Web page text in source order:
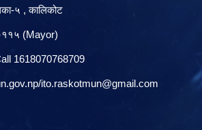
५ , कालिकोट
(Mayor)
1618070768709
/ito.raskotmun@gmail.com